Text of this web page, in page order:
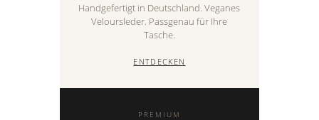
Handgefertigt in Deutschland. Veganes
Veloursleder. Passgenau für Ihre
Tasche.
ENTDECKEN
PREMIUM